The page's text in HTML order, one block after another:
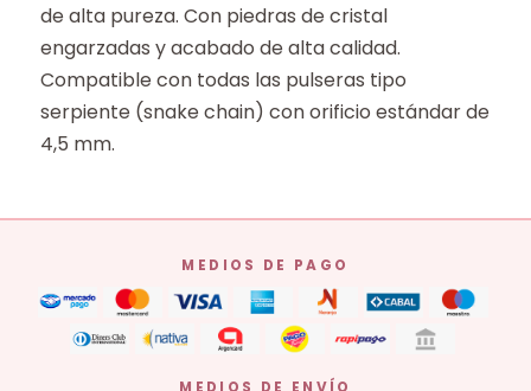
de alta pureza. Con piedras de cristal
engarzadas y acabado de alta calidad.
Compatible con todas las pulseras tipo
serpiente (snake chain) con orificio estándar de
4,5 mm.
MEDIOS DE PAGO
MEDIOS DE ENVÍO